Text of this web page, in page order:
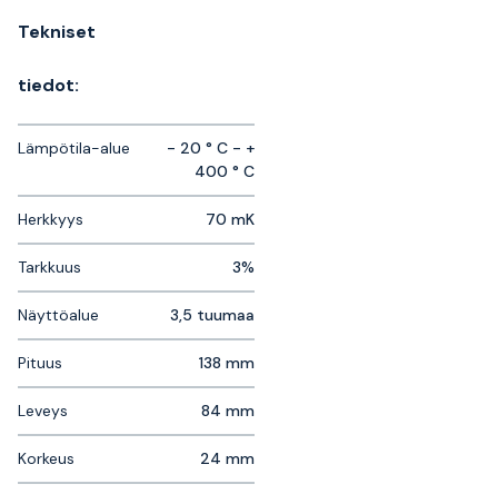
Tekniset
tiedot:
Lämpötila-alue
- 20 ° C - +
400 ° C
Herkkyys 70 mK
Tarkkuus 3%
Näyttöalue 3,5 tuumaa
Pituus 138 mm
Leveys 84 mm
Korkeus 24 mm